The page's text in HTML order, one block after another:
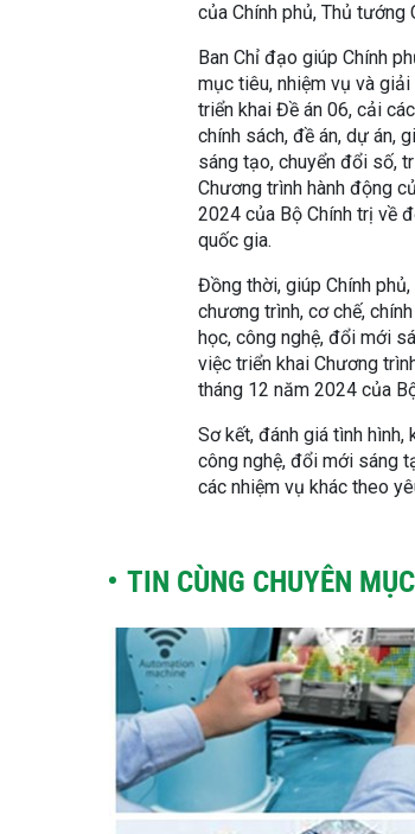
của Chính phủ, Thủ tướng
Ban Chỉ đạo giúp Chính
mục tiêu, nhiệm vụ và
triển khai Đề án 06, cải
chính sách, đề án, dự án,
sáng tạo, chuyển đổi số,
Chương trình hành động
2024 của Bộ Chính trị về
quốc gia.
Đồng thời, giúp Chính
chương trình, cơ chế,
học, công nghệ, đổi mới
việc triển khai Chương
tháng 12 năm 2024 của
Sơ kết, đánh giá tình
công nghệ, đổi mới sáng
các nhiệm vụ khác theo
TIN CÙNG CHUYÊN MỤC